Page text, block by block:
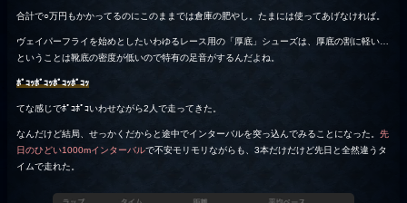
合計で○万円もかかってるのにこのままでは倉庫の肥やし。たまには使ってあげなければ。
ヴェイパーフライを始めとしたいわゆるレース用の「厚底」シューズは、厚底の割に軽い…
ということは靴底の密度が低いので特有の足音がするんだよね。
ﾎﾟｺｯﾎﾟｺｯﾎﾟｺｯﾎﾟｺｯ
てな感じでﾎﾟｺﾎﾟｺいわせながら2人で走ってきた。
なんだけど結局、せっかくだからと途中でインターバルを突っ込んでみることになった。 先
日のひどい1000mインターバルで不安モリモリながらも、3本だけだけど先日と全然違うタ
イムで走れた。